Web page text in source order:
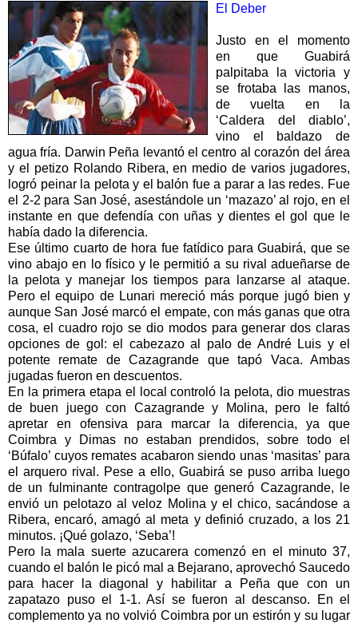
El Deber
Justo en el momento
en que Guabirá
palpitaba la victoria y
se frotaba las manos,
de vuelta en la
‘Caldera del diablo’,
vino el baldazo de
agua fría. Darwin Peña levantó el centro al corazón del área
y el petizo Rolando Ribera, en medio de varios jugadores,
logró peinar la pelota y el balón fue a parar a las redes. Fue
el 2-2 para San José, asestándole un ‘mazazo’ al rojo, en el
instante en que defendía con uñas y dientes el gol que le
había dado la diferencia.
Ese último cuarto de hora fue fatídico para Guabirá, que se
vino abajo en lo físico y le permitió a su rival adueñarse de
la pelota y manejar los tiempos para lanzarse al ataque.
Pero el equipo de Lunari mereció más porque jugó bien y
aunque San José marcó el empate, con más ganas que otra
cosa, el cuadro rojo se dio modos para generar dos claras
opciones de gol: el cabezazo al palo de André Luis y el
potente remate de Cazagrande que tapó Vaca. Ambas
jugadas fueron en descuentos.
En la primera etapa el local controló la pelota, dio muestras
de buen juego con Cazagrande y Molina, pero le faltó
apretar en ofensiva para marcar la diferencia, ya que
Coimbra y Dimas no estaban prendidos, sobre todo el
‘Búfalo’ cuyos remates acabaron siendo unas ‘masitas’ para
el arquero rival. Pese a ello, Guabirá se puso arriba luego
de un fulminante contragolpe que generó Cazagrande, le
envió un pelotazo al veloz Molina y el chico, sacándose a
Ribera, encaró, amagó al meta y definió cruzado, a los 21
minutos. ¡Qué golazo, ‘Seba’!
Pero la mala suerte azucarera comenzó en el minuto 37,
cuando el balón le picó mal a Bejarano, aprovechó Saucedo
para hacer la diagonal y habilitar a Peña que con un
zapatazo puso el 1-1. Así se fueron al descanso. En el
complemento ya no volvió Coimbra por un estirón y su lugar